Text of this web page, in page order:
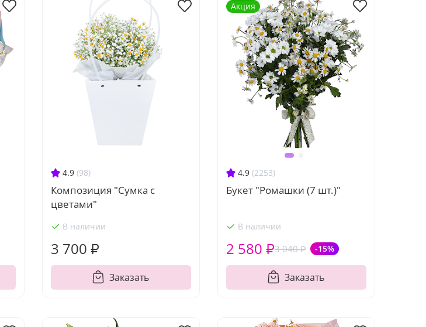
4.9 (98)
Композиция "Сумка с
цветами"
В наличии
3 700 ₽
Заказать
4.9 (2253)
Букет "Ромашки (7 шт.)"
В наличии
3 040 ₽ -15%
2 580 ₽
Заказать
Акция